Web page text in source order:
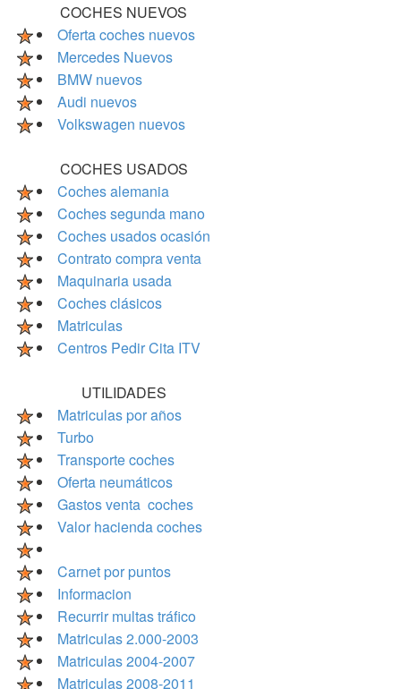
COCHES NUEVOS
Oferta coches nuevos
Mercedes Nuevos
BMW nuevos
Audi nuevos
Volkswagen nuevos
COCHES USADOS
Coches alemania
Coches segunda mano
Coches usados ocasión
Contrato compra venta
Maquinaria usada
Coches clásicos
Matriculas
Centros Pedir Cita ITV
UTILIDADES
Matriculas por años
Turbo
Transporte coches
Oferta neumáticos
Gastos venta coches
Valor hacienda coches
Carnet por puntos
Informacion
Recurrir multas tráfico
Matriculas 2.000-2003
Matriculas 2004-2007
Matriculas 2008-2011